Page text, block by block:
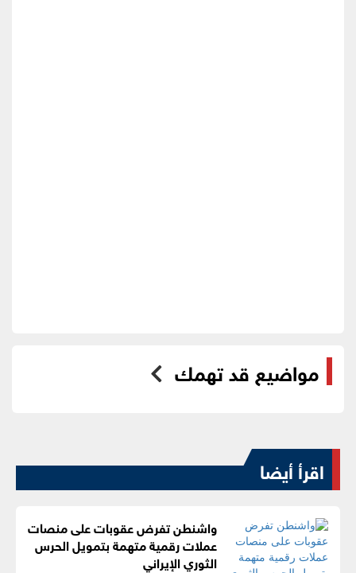
مواضيع قد تهمك
اقرأ أيضا
واشنطن تفرض عقوبات على منصات
عملات رقمية متهمة بتمويل الحرس
الثوري الإيراني